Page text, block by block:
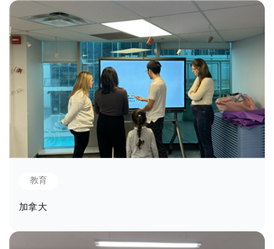
教育
加拿大